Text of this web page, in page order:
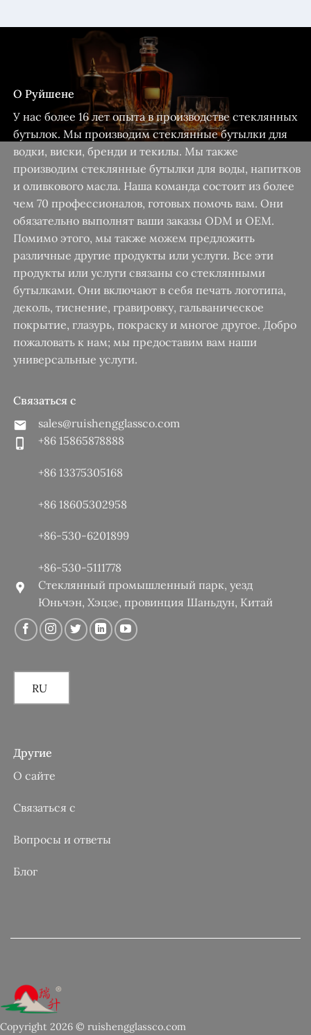
О Руйшене
У нас более 16 лет опыта в производстве стеклянных
бутылок. Мы производим стеклянные бутылки для
водки, виски, бренди и текилы. Мы также
производим стеклянные бутылки для воды, напитков
и оливкового масла. Наша команда состоит из более
чем 70 профессионалов, готовых помочь вам. Они
обязательно выполнят ваши заказы ODM и OEM.
Помимо этого, мы также можем предложить
различные другие продукты или услуги. Все эти
продукты или услуги связаны со стеклянными
бутылками. Они включают в себя печать логотипа,
деколь, тиснение, гравировку, гальваническое
покрытие, глазурь, покраску и многое другое. Добро
пожаловать к нам; мы предоставим вам наши
универсальные услуги.
Связаться с
sales@ruishengglassco.com
+86 15865878888
+86 13375305168
+86 18605302958
+86-530-6201899
+86-530-5111778
Стеклянный промышленный парк, уезд
Юньчэн, Хэцзе, провинция Шаньдун, Китай
RU
Другие
О сайте
Связаться с
Вопросы и ответы
Блог
Copyright 2026 © ruishengglassco.com